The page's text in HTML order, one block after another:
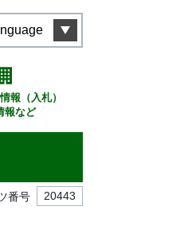
報（入札）
報など
番号 20443